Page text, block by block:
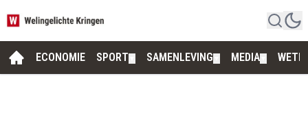
ECONOMIE SPORT SAMENLEVING MEDIA